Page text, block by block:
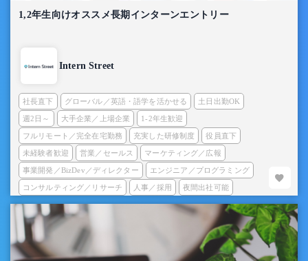
1,2年生向けオススメ長期インターンエントリー
Intern Street
社長直下 グローバル／英語・語学を活かせる 土日出勤OK
週2日～ 大手企業／上場企業 1-2年生歓迎
フルリモート／完全在宅勤務 充実した研修制度 役員直下
未経験者歓迎 営業／セールス マーケティング／広報
事業開発／BizDev／ディレクター エンジニア／プログラミング
コンサルティング／リサーチ 人事／採用 夜間出社可能